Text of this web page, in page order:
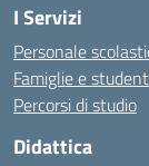
I Servizi
Personale
Famiglie e
Percorsi di studio
Didattica